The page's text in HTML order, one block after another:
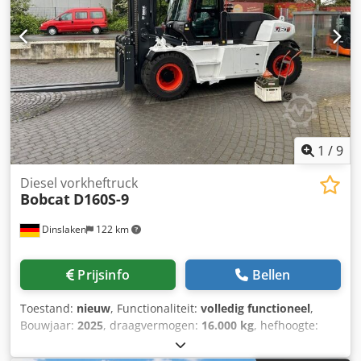
extra hydraulische functies voor sloop-/sorteergrijper,
cilinderbeschermingsset, uitschuifbaar onderstel
1 /9
Dinslaken 122 km
Diesel vorkheftruck
Bobcat D160S-9
Prijsinfo Bellen
Toestand: nieuw, Functionaliteit: volledig functioneel,
Bouwjaar: 2025, draagvermogen: 16.000 kg, hefhoogte:
1.815 mm